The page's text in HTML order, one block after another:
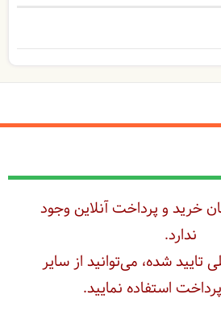
خرید و پرداخت آنلاین وجود
ندارد.
تایید شده، می‌توانید از سایر
استفاده نمایید.